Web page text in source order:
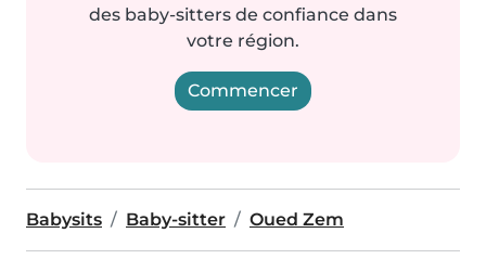
des baby-sitters de confiance dans
votre région.
Commencer
Babysits Baby-sitter Oued Zem